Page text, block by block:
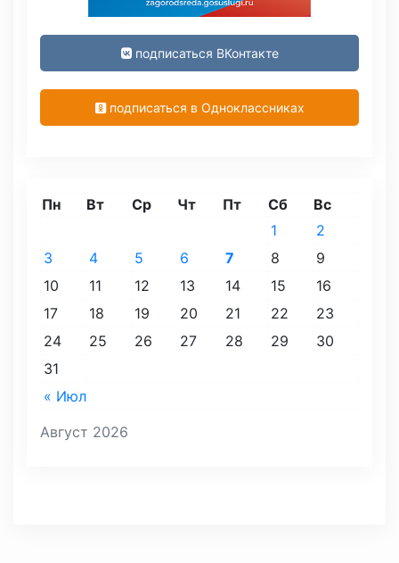
подписаться ВКонтакте
подписаться в Одноклассниках
Август 2026
Пн Вт Ср Чт Пт Сб Вс
« Июл
1
2
3
4 5 6 7 8
9
10
11 12 13 14 15
16
17
18 19 20 21 22
23
24
25 26 27 28 29
30
31